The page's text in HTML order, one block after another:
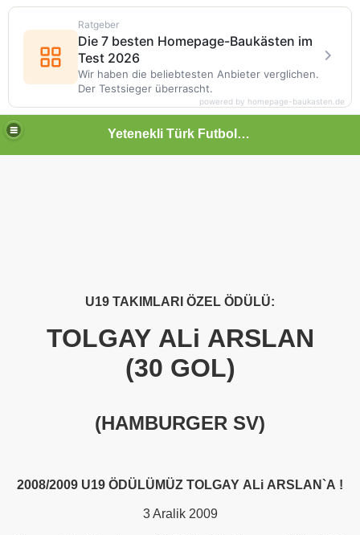
Yetenekli Türk Futbolcular
U19 TAKIMLARI ÖZEL ÖDÜLÜ:
TOLGAY ALi ARSLAN
(30 GOL)
(HAMBURGER SV)
2008/2009 U19 ÖDÜLÜMÜZ TOLGAY ALi ARSLAN`A !
3 Aralik 2009
Ratgeber
Die 7 besten Homepage-Baukästen im
Test 2026
Wir haben die beliebtesten Anbieter verglichen.
Der Testsieger überrascht.
powered by homepage-baukasten.de